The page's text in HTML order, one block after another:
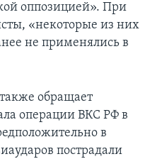
оппозицией». При
«некоторые из них
не применялись в
обращает
операции ВКС РФ в
в
пострадали